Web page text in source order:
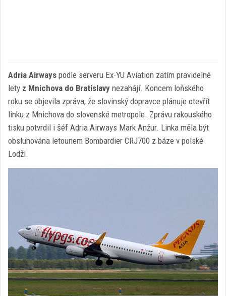
Adria Airways podle serveru Ex-YU Aviation zatím pravidelné
lety z Mnichova do Bratislavy nezahájí. Koncem loňského
roku se objevila zpráva, že slovinský dopravce plánuje otevřít
linku z Mnichova do slovenské metropole. Zprávu rakouského
tisku potvrdil i šéf Adria Airways Mark Anžur. Linka měla být
obsluhována letounem Bombardier CRJ700 z báze v polské
Lodži.